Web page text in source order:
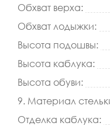
Обхват верха:
Обхват лодыжки:
Высота подошвы:
Высота каблука:
Высота обуви:
9. Материал
Отделка каблука: